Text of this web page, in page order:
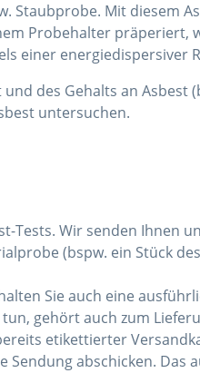
Staubprobe. Mit diesem
Probehalter
einer energiedispersiver
des Gehalts an
untersuchen.
Tests. Wir senden Ihnen
(bspw. ein Stück
Sie auch eine
gehört auch zum
etikettierter
abschicken. Das